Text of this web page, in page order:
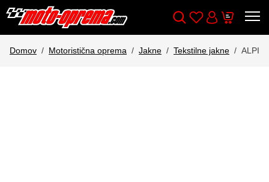
Wishlist
Cart
Domov Motoristična oprema Jakne Tekstilne jakne